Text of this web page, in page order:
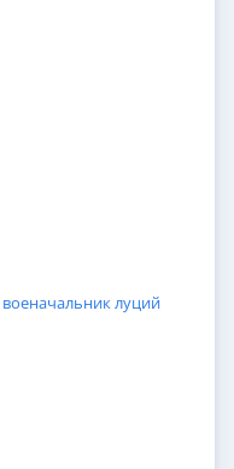
военачальниклуций